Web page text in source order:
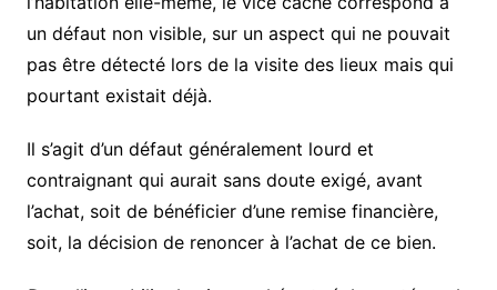
un défaut non visible, sur un aspect qui ne pouvait
pas être détecté lors de la visite des lieux mais qui
pourtant existait déjà.
Il s’agit d’un défaut généralement lourd et
contraignant qui aurait sans doute exigé, avant
l’achat, soit de bénéficier d’une remise financière,
soit, la décision de renoncer à l’achat de ce bien.